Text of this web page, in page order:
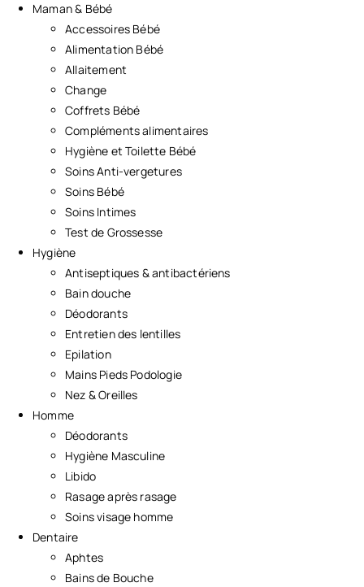
Maman & Bébé
Accessoires Bébé
Alimentation Bébé
Allaitement
Change
Coffrets Bébé
Compléments alimentaires
Hygiène et Toilette Bébé
Soins Anti-vergetures
Soins Bébé
Soins Intimes
Test de Grossesse
Hygiène
Antiseptiques & antibactériens
Bain douche
Déodorants
Entretien des lentilles
Epilation
Mains Pieds Podologie
Nez & Oreilles
Homme
Déodorants
Hygiène Masculine
Libido
Rasage après rasage
Soins visage homme
Dentaire
Aphtes
Bains de Bouche